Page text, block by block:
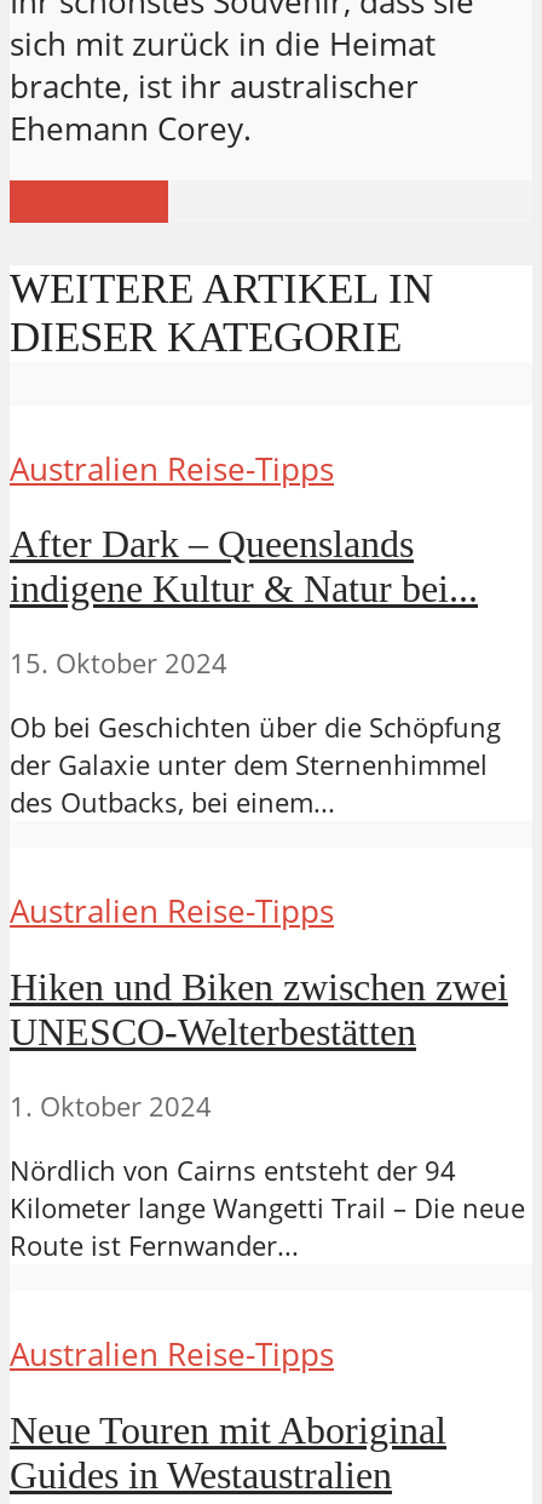
sich mit zurück in die Heimat
brachte, ist ihr australischer
Ehemann Corey.
WEITERE ARTIKEL IN
DIESER KATEGORIE
Australien Reise-Tipps
After Dark – Queenslands
indigene Kultur & Natur bei...
15. Oktober 2024
Ob bei Geschichten über die Schöpfung
der Galaxie unter dem Sternenhimmel
des Outbacks, bei einem...
Australien Reise-Tipps
Hiken und Biken zwischen zwei
UNESCO-Welterbestätten
1. Oktober 2024
Nördlich von Cairns entsteht der 94
Kilometer lange Wangetti Trail – Die neue
Route ist Fernwander...
Australien Reise-Tipps
Neue Touren mit Aboriginal
Guides in Westaustralien